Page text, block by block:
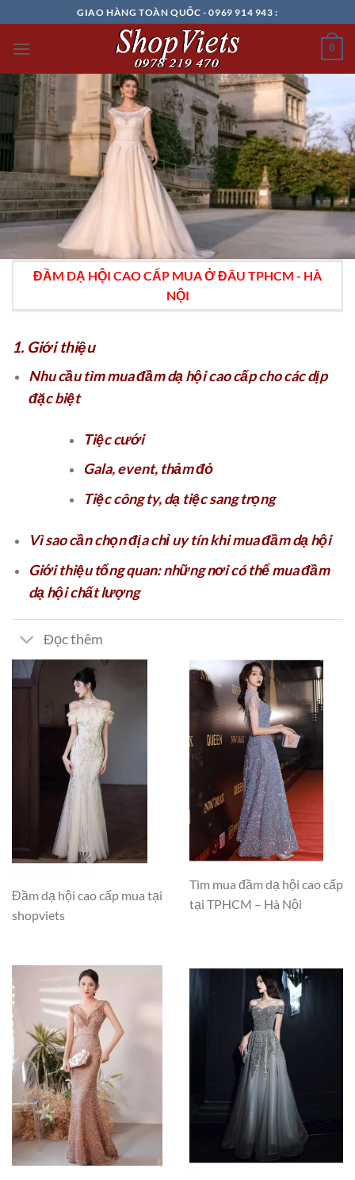
đến
nội
GIAO HÀNG TOÀN QUỐC - 0969 914 943 :
0
ĐẦM DẠ HỘI CAO CẤP MUA Ở ĐÂU TPHCM - HÀ
NỘI
1. Giới thiệu
Nhu cầu tìm muađầm dạ hội cao cấpcho các dịp
đặc biệt
Tiệc cưới
Gala, event, thảm đỏ
Tiệc công ty, dạ tiệc sang trọng
Vì sao cần chọnđịa chỉ uy tínkhi mua đầm dạ hội
Giới thiệu tổng quan: những nơi có thể mua đầm
dạ hội chất lượng
Đọc thêm
Đầm dạ hội cao cấp mua tại
shopviets
Tìm mua đầm dạ hội cao cấp
tại TPHCM – Hà Nội